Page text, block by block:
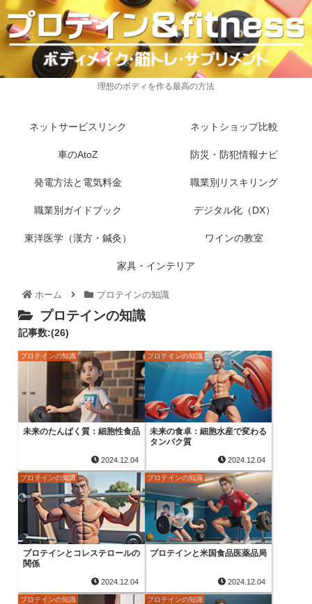
理想のボディを作る最高の方法
ネットサービスリンク ネットショップ比較
車のAtoZ 防災・防犯情報ナビ
発電方法と電気料金 職業別リスキリング
職業別ガイドブック デジタル化（DX）
東洋医学（漢方・鍼灸） ワインの教室
家具・インテリア
ホーム プロテインの知識
プロテインの知識
記事数:(26)
プロテインの知識
未来のたんぱく質：細胞性食品
2024.12.04
プロテインの知識
未来の食卓：細胞水産で変わる
タンパク質
2024.12.04
プロテインの知識
プロテインとコレステロールの
関係
2024.12.04
プロテインの知識
プロテインと米国食品医薬品局
2024.12.04
プロテインの知識 プロテインの知識